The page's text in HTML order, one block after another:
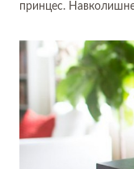
принцес.